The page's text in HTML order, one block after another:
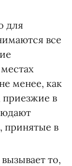
для
все
менее, как
приезжие в
принятые в
то,